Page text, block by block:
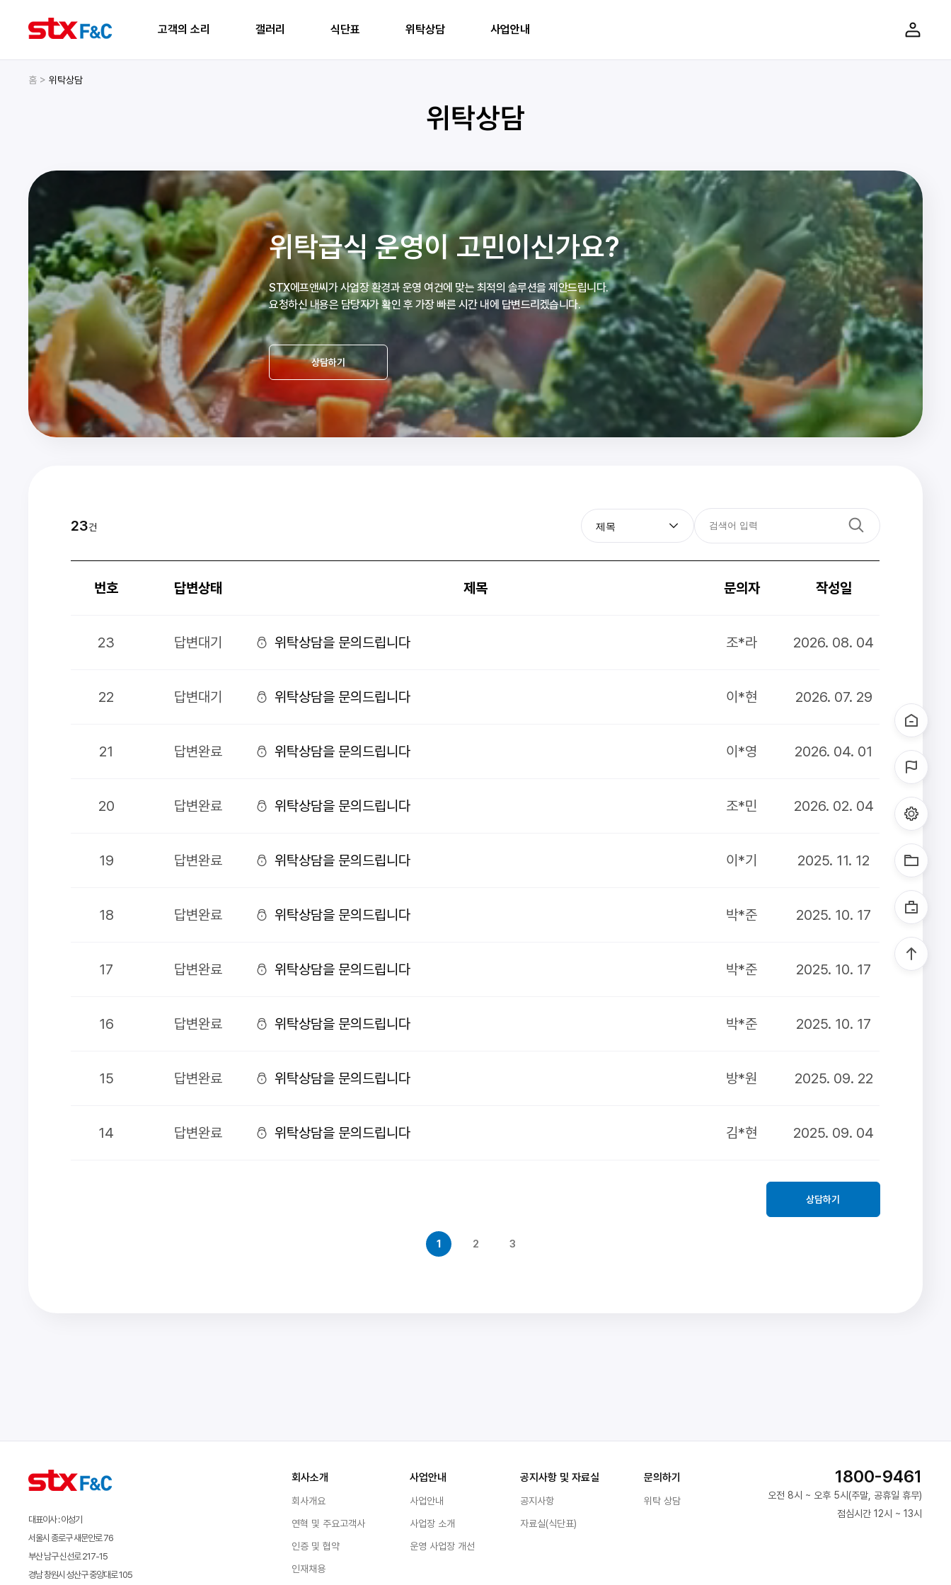
고객의 소리 갤러리 식단표 위탁상담 사업안내
홈 >위탁상담
위탁상담
위탁급식 운영이 고민이신가요?
STX에프앤씨가 사업장 환경과 운영 여건에 맞는 최적의 솔루션을 제안드립니다.
요청하신 내용은 담당자가 확인 후 가장 빠른 시간 내에 답변드리겠습니다.
상담하기
23건
번호 답변상태 제목 문의자 작성일
23 답변대기 위탁상담을 문의드립니다 조*라 2026. 08. 04
22 답변대기 위탁상담을 문의드립니다 이*현 2026. 07. 29
21 답변완료 위탁상담을 문의드립니다 이*영 2026. 04. 01
20 답변완료 위탁상담을 문의드립니다 조*민 2026. 02. 04
19 답변완료 위탁상담을 문의드립니다 이*기 2025. 11. 12
18 답변완료 위탁상담을 문의드립니다 박*준 2025. 10. 17
17 답변완료 위탁상담을 문의드립니다 박*준 2025. 10. 17
16 답변완료 위탁상담을 문의드립니다 박*준 2025. 10. 17
15 답변완료 위탁상담을 문의드립니다 방*원 2025. 09. 22
14 답변완료 위탁상담을 문의드립니다 김*현 2025. 09. 04
상담하기
1 2 3
대표이사 : 이성기
서울시 종로구 새문안로 76
부산 남구 신선로 217-15
경남 창원시 성산구 중앙대로 105
회사소개
회사개요
연혁 및 주요고객사
인증 및 협약
인재채용
사업안내
사업안내
사업장 소개
운영 사업장 개선
공지사항 및 자료실
공지사항
자료실(식단표)
문의하기
위탁 상담
1800-9461
오전 8시 ~ 오후 5시(주말, 공휴일 휴무)
점심시간 12시 ~ 13시